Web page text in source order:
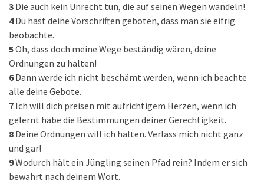
3 Die auch kein Unrecht tun, die auf seinen Wegen wandeln!
4 Du hast deine Vorschriften geboten, dass man sie eifrig
beobachte.
5Oh, dass doch meine Wege beständig wären, deine
Ordnungen zu halten!
6 Dann werde ich nicht beschämt werden, wenn ich beachte
alle deine Gebote.
7 Ich will dich preisen mit aufrichtigem Herzen, wenn ich
gelernt habe die Bestimmungen deiner Gerechtigkeit.
8 Deine Ordnungen will ich halten. Verlass mich nicht ganz
und gar!
9Wodurch hält ein Jüngling seinen Pfad rein? Indem er sich
bewahrt nach deinem Wort.